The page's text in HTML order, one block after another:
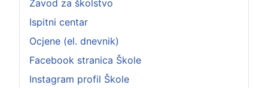
Zavod za školstvo
Ispitni centar
Ocjene (el. dnevnik)
Facebook stranica Škole
Instagram profil Škole